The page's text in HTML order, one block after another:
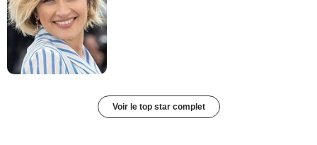
Voir le top star complet